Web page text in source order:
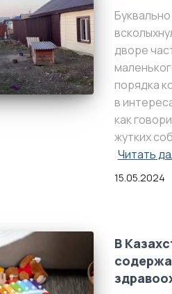
дворе
порядка
в
как
жутких
Читать
15.05.2024
В